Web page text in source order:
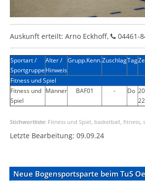
Auskunft erteilt: Arno Eckhoff, 04461-
Sportart /
Sportgruppe
Alter /
Hinweis
Grupp.Kenn.ZuschlagTag
Fitness und Spiel
Fitness und
Spiel
Männer BAF01 - Do
Stichwortliste: Fitness und Spiel, basketball, fitness,
Letzte Bearbeitung: 09.09.24
Neue Bogensportsparte beim TuS